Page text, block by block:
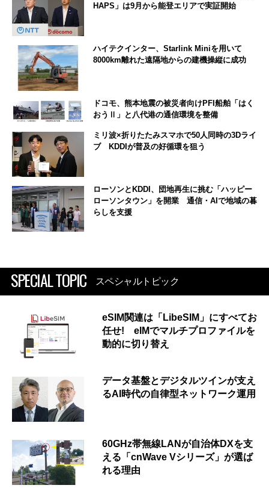
HAPS」は9月から能登エリアで実証開始
ハイテクインター、Starlink Miniを用いて
8000km離れた遠隔地からの建機操縦に成功
ドコモ、熊本地震の被災者向けPFI船舶「はく
おうⅡ」と八代港の通信環境を整備
ミリ波×折りたたみスマホで50人同時の3Dライ
ブ KDDIが普及の好循環を狙う
ローソンとKDDI、団地再生に挑む「ハッピー
ローソンタウン」を開業 通信・AIで地域の暮
らしを支援
SPECIAL TOPIC スペシャルトピック
eSIM関連は「LibeSIM」にすべてお
任せ! eIMでマルチプロファイルを
動的に切り替え
データ基盤とデジタルツインが支え
るAI時代の自律型ネットワーク運用
60GHz帯無線LANが自治体DXを支
える「cnWave Vシリーズ」が選ば
れる理由